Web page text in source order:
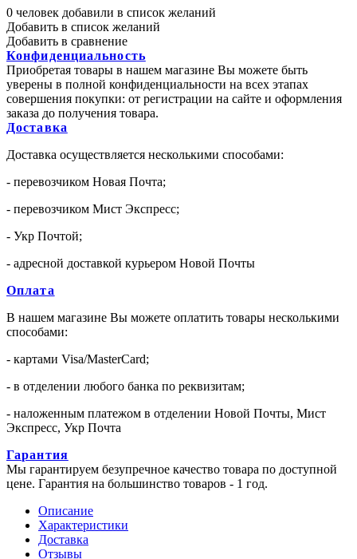
0 человек добавили в список желаний
Добавить в список желаний
Добавить в сравнение
Конфиденциальность
Приобретая товары в нашем магазине Вы можете быть
уверены в полной конфиденциальности на всех этапах
совершения покупки: от регистрации на сайте и оформления
заказа до получения товара.
Доставка
Доставка осуществляется несколькими способами:
- перевозчиком Новая Почта;
- перевозчиком Мист Экспресс;
- Укр Почтой;
- адресной доставкой курьером Новой Почты
Оплата
В нашем магазине Вы можете оплатить товары несколькими
способами:
- картами Visa/MasterCard;
- в отделении любого банка по реквизитам;
- наложенным платежом в отделении Новой Почты, Мист
Экспресс, Укр Почта
Гарантия
Мы гарантируем безупречное качество товара по доступной
цене. Гарантия на большинство товаров - 1 год.
Описание
Характеристики
Доставка
Отзывы